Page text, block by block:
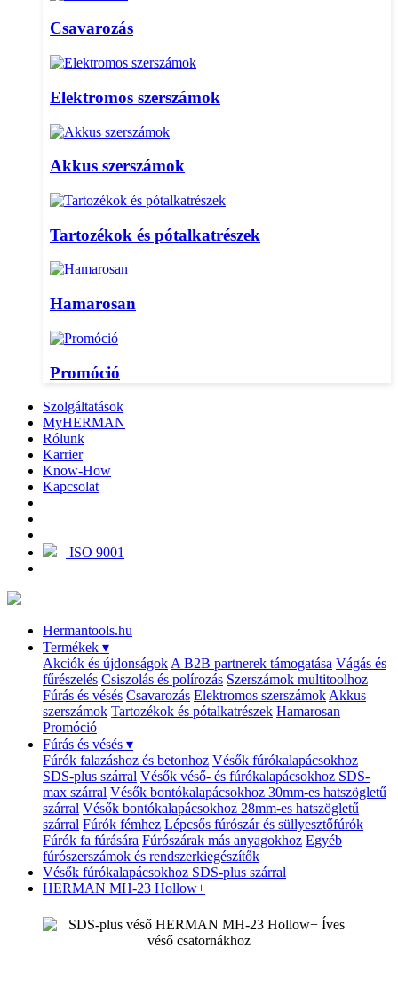
Csavarozás
Elektromos szerszámok
Akkus szerszámok
Tartozékok és pótalkatrészek
Hamarosan
Promóció
Szolgáltatások
MyHERMAN
Rólunk
Karrier
Know-How
Kapcsolat
ISO 9001
Hermantools.hu
Termékek ▾
Akciók és újdonságok A B2B partnerek támogatása Vágás és
fűrészelés Csiszolás és polírozás Szerszámok multitoolhoz
Fúrás és vésés Csavarozás Elektromos szerszámok Akkus
szerszámok Tartozékok és pótalkatrészek Hamarosan
Promóció
Fúrás és vésés ▾
Fúrók falazáshoz és betonhoz Vésők fúrókalapácsokhoz
SDS-plus szárral Vésők véső- és fúrókalapácsokhoz SDS-
max szárral Vésők bontókalapácsokhoz 30mm-es hatszögletű
szárral Vésők bontókalapácsokhoz 28mm-es hatszögletű
szárral Fúrók fémhez Lépcsős fúrószár és süllyesztőfúrók
Fúrók fa fúrására Fúrószárak más anyagokhoz Egyéb
fúrószerszámok és rendszerkiegészítők
Vésők fúrókalapácsokhoz SDS-plus szárral
HERMAN MH-23 Hollow+